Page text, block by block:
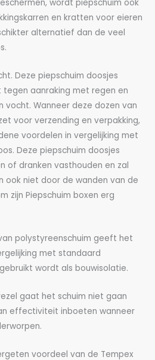
wordt piepschuim ook
en kratten voor eieren
alternatief dan de veel
Deze piepschuim doosjes
aanraking met regen en
vocht. Wanneer deze dozen van
voor verzending en verpakking,
voordelen in vergelijking met
Deze piepschuim doosjes
of dranken vasthouden en zal
ook niet door de wanden van de
zijn Piepschuim boxen erg
polystyreenschuim geeft het
met standaard
wordt als bouwisolatie.
gaat het schuim niet gaan
effectiviteit inboeten wanneer
voordeel van de Tempex